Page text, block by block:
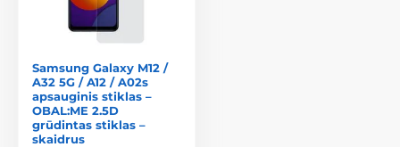
Samsung Galaxy M12 /
A32 5G / A12 / A02s
apsauginis stiklas –
OBAL:ME 2.5D
grūdintas stiklas –
skaidrus